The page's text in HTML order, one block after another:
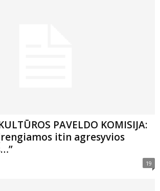
PAVELDO KOMISIJA:
itin agresyvios
19